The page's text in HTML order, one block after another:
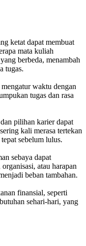
ketat dapat membuat
mata kuliah
berbeda, menambah
tugas.
waktu dengan
tugas dan rasa
pilihan karier dapat
kali merasa tertekan
sebelum lulus.
sebaya dapat
atau harapan
beban tambahan.
finansial, seperti
sehari-hari, yang